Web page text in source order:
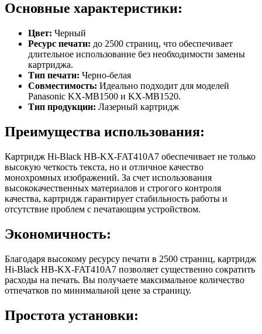
Основные характеристики:
Цвет: Черный
Ресурс печати: до 2500 страниц, что обеспечивает
длительное использование без необходимости замены
картриджа.
Тип печати: Черно-белая
Совместимость: Идеально подходит для моделей
Panasonic KX-MB1500 и KX-MB1520.
Тип продукции: Лазерный картридж
Преимущества использования:
Картридж Hi-Black HB-KX-FAT410A7 обеспечивает не только
высокую четкость текста, но и отличное качество
монохромных изображений. За счет использования
высококачественных материалов и строгого контроля
качества, картридж гарантирует стабильность работы и
отсутствие проблем с печатающим устройством.
Экономичность:
Благодаря высокому ресурсу печати в 2500 страниц, картридж
Hi-Black HB-KX-FAT410A7 позволяет существенно сократить
расходы на печать. Вы получаете максимальное количество
отпечатков по минимальной цене за страницу.
Простота установки: